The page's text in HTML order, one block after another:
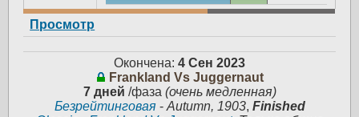
Просмотр
Окончена: 4 Сен 2023
Frankland Vs Juggernaut
7 дней /фаза (очень медленная)
Безрейтинговая- Autumn, 1903, Finished